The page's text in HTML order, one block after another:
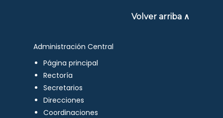
Volver arriba ∧
Administración Central
Página principal
Rectoría
Secretarios
Direcciones
Coordinaciones